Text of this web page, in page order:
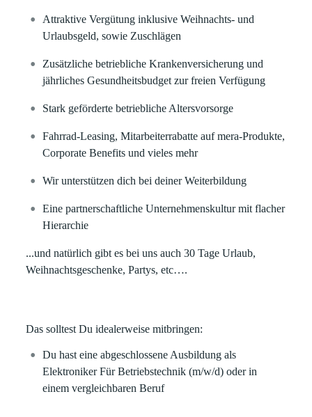
Attraktive Vergütung inklusive Weihnachts- und
Urlaubsgeld, sowie Zuschlägen
Zusätzliche betriebliche Krankenversicherung und
jährliches Gesundheitsbudget zur freien Verfügung
Stark geförderte betriebliche Altersvorsorge
Fahrrad-Leasing, Mitarbeiterrabatte auf mera-Produkte,
Corporate Benefits und vieles mehr
Wir unterstützen dich bei deiner Weiterbildung
Eine partnerschaftliche Unternehmenskultur mit flacher
Hierarchie
...und natürlich gibt es bei uns auch 30 Tage Urlaub,
Weihnachtsgeschenke, Partys, etc….
Das solltest Du idealerweise mitbringen:
Du hast eine abgeschlossene Ausbildung als
Elektroniker Für Betriebstechnik (m/w/d) oder in
einem vergleichbaren Beruf